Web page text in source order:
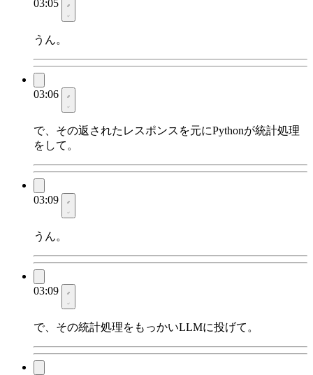
03:05
うん。
03:06
で、その返されたレスポンスを元にPythonが統計処理
をして。
03:09
うん。
03:09
で、その統計処理をもっかいLLMに投げて。